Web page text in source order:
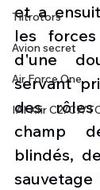
Tiltrotors
Avion secret
Air Force One
IAI Kfir C2/C7/
et a
les
d'une
servant
des
champ
blindés,